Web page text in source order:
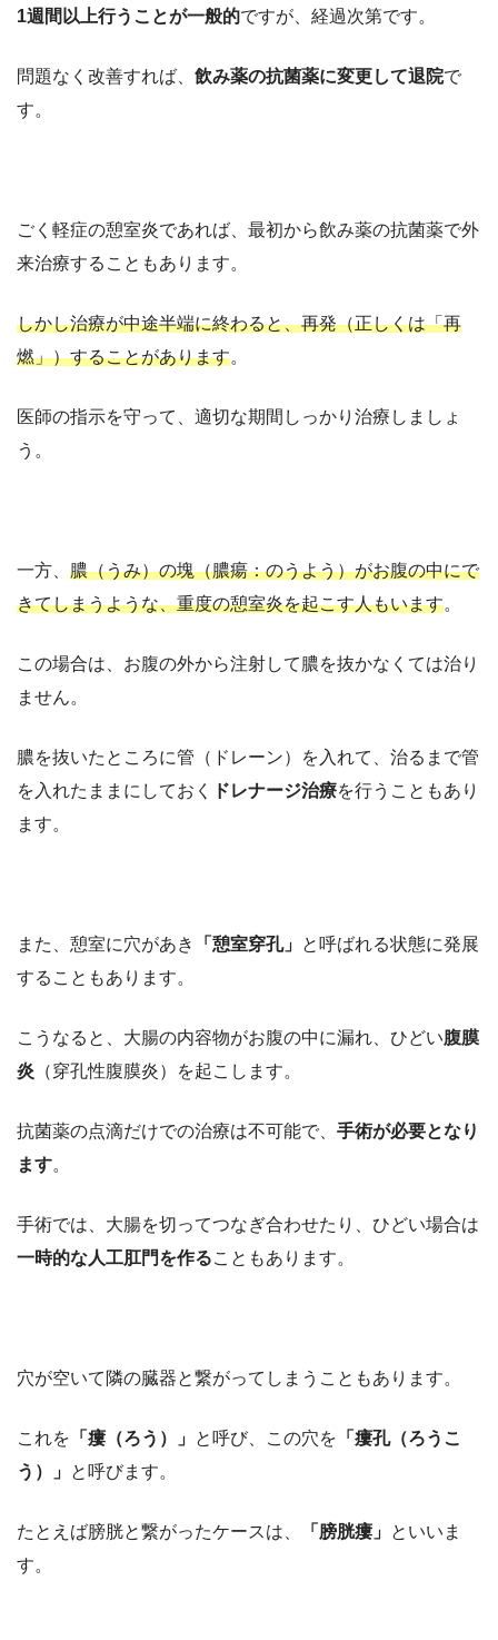
1週間以上行うことが一般的ですが、経過次第です。
問題なく改善すれば、 飲み薬の抗菌薬に変更して退院で
す。
ごく軽症の憩室炎であれば、最初から飲み薬の抗菌薬で外
来治療することもあります。
しかし治療が中途半端に終わると、再発（正しくは「再
燃」）することがあります。
医師の指示を守って、適切な期間しっかり治療しましょ
う。
一方、 膿（うみ）の塊（膿瘍：のうよう）がお腹の中にで
きてしまうような、重度の憩室炎を起こす人もいます。
この場合は、お腹の外から注射して膿を抜かなくては治り
ません。
膿を抜いたところに管（ドレーン）を入れて、治るまで管
を入れたままにしておく
ドレナージ治療を行うこともあり
ます。
また、憩室に穴があき 「憩室穿孔」 と呼ばれる状態に発展
することもあります。
こうなると、大腸の内容物がお腹の中に漏れ、ひどい腹膜
炎 （穿孔性腹膜炎）を起こします。
抗菌薬の点滴だけでの治療は不可能で、 手術が必要となり
ます。
手術では、大腸を切ってつなぎ合わせたり、ひどい場合は
一時的な人工肛門を作ることもあります。
穴が空いて隣の臓器と繋がってしまうこともあります。
これを 「瘻（ろう）」 と呼び、この穴を 「瘻孔（ろうこ
う）」 と呼びます。
たとえば膀胱と繋がったケースは、 「膀胱瘻」 といいま
す。